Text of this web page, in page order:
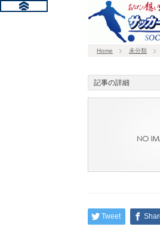
Home 未分類
記事の詳細
Tweet